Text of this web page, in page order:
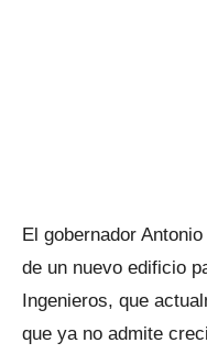
El gobernador
de un nuevo edificio
Ingenieros, que
que ya no admite